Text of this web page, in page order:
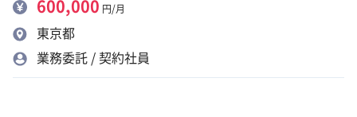
600,000 円/月
東京都
業務委託 / 契約社員